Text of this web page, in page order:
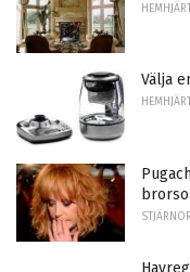
Välja
STJÄRNOR